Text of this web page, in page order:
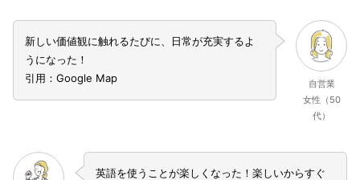
自営業
女性（50
代）
新しい価値観に触れるたびに、日常が充実するよ
うになった！
引用：Google Map
英語を使うことが楽しくなった！楽しいからすぐ